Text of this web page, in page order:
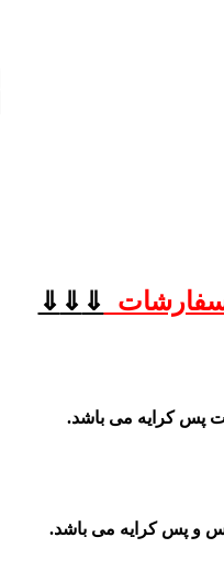
⇓
⇓
⇓
پس کرایه می باشد.
و پس کرایه می باشد.